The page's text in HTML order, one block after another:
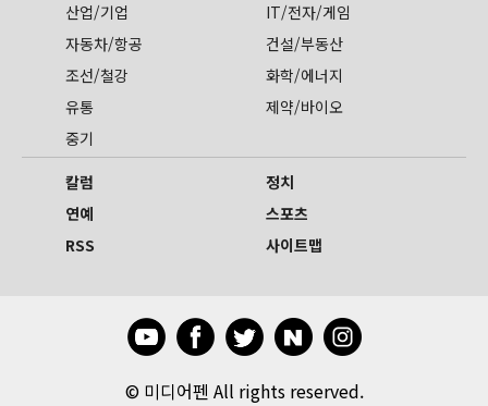
산업/기업
IT/전자/게임
자동차/항공
건설/부동산
조선/철강
화학/에너지
유통
제약/바이오
중기
칼럼
정치
연예
스포츠
RSS
사이트맵
© 미디어펜 All rights reserved.